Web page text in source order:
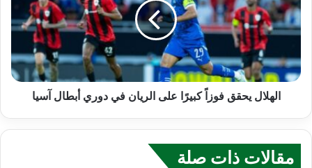
الهلال يحقق فوزاً كبيرًا على الريان في دوري أبطال آسيا
مقالات ذات صلة